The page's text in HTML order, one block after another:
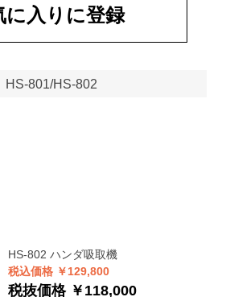
に入りに登録
HS-801/HS-802
HS-802 ハンダ吸取機
税込価格 ￥129,800
税抜価格 ￥118,000